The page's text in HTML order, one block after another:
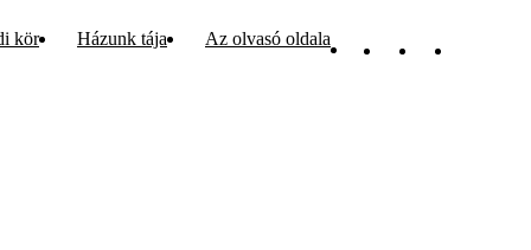
kör Házunk tája Az olvasó oldala